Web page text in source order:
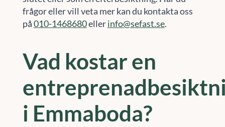
frågor eller vill veta mer kan du kontakta oss
på010-1468680ellerinfo@sefast.se.
Vad kostar en
i Emmaboda?